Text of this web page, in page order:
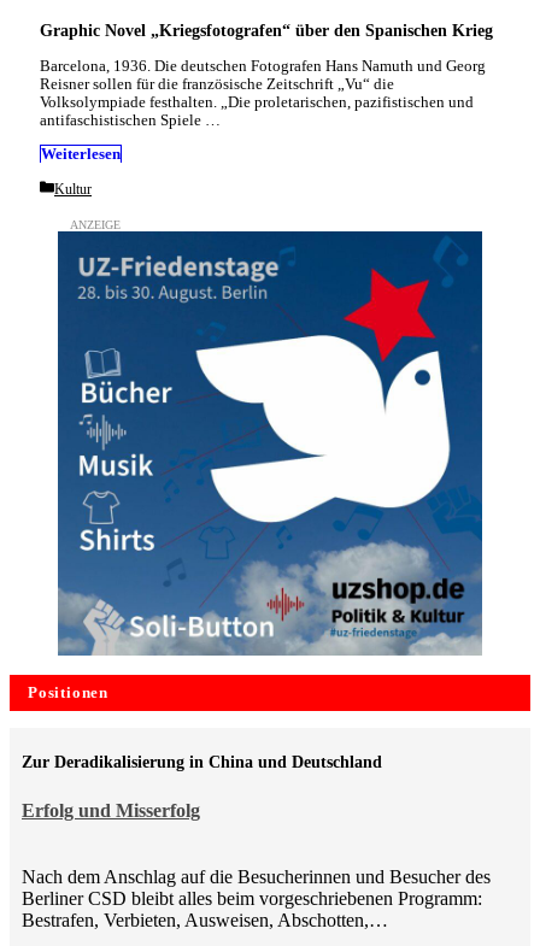
Graphic Novel „Kriegsfotografen“ über den Spanischen Krieg
Barcelona, 1936. Die deutschen Fotografen Hans Namuth und Georg
Reisner sollen für die französische Zeitschrift „Vu“ die
Volksolympiade festhalten. „Die proletarischen, pazifistischen und
antifaschistischen Spiele …
Weiterlesen
Categories
Kultur
Positionen
Erfolg und Misserfolg
Zur Deradikalisierung in China und Deutschland
Nach dem Anschlag auf die Besucherinnen und Besucher des
Berliner CSD bleibt alles beim vorgeschriebenen Programm:
Bestrafen, Verbieten, Ausweisen, Abschotten,…